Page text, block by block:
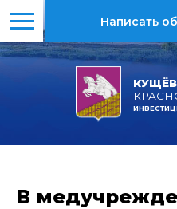
Написать
В